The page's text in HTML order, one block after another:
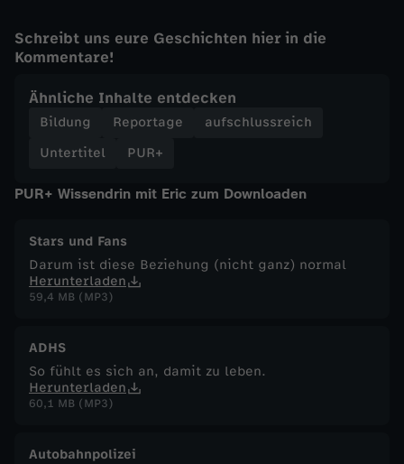
Schreibt uns eure Geschichten hier in die
Kommentare!
Ähnliche Inhalte entdecken
Bildung Reportage
aufschlussreich
Untertitel
PUR+
PUR+ Wissendrin mit Eric zum Downloaden
Stars und Fans
Darum ist diese Beziehung (nicht ganz) normal
Herunterladen
59,4 MB (MP3)
ADHS
So fühlt es sich an, damit zu leben.
Herunterladen
60,1 MB (MP3)
Autobahnpolizei